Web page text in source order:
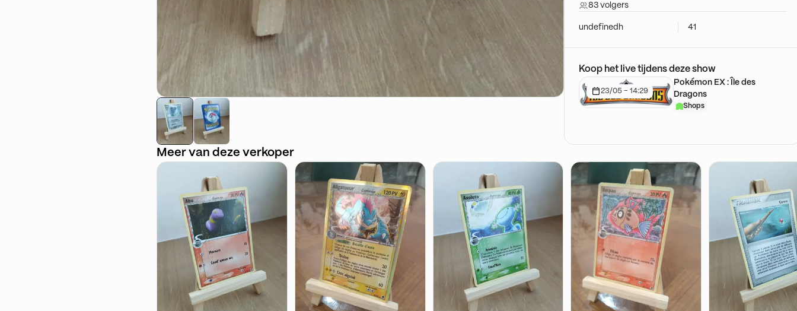
83 volgers
undefinedh 41
Koop het live tijdens deze show
23/05 - 14:29
Pokémon EX : Île des
Dragons
Shops
Meer van deze verkoper